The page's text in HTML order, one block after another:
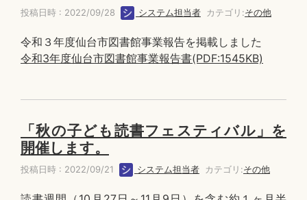
投稿日時 : 2022/09/28 システム担当者 カテゴリ:その他
令和３年度仙台市図書館事業報告を掲載しました
令和3年度仙台市図書館事業報告書(PDF:1545KB)
「秋の子ども読書フェスティバル」を
開催します。
投稿日時 : 2022/09/21 システム担当者 カテゴリ:その他